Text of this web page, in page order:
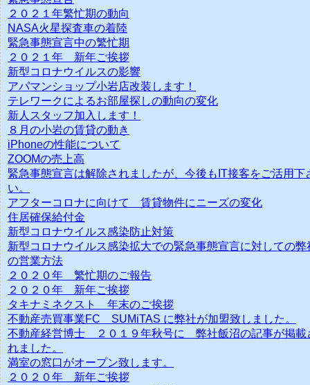
２０２１年繁忙期の動向
NASA火星探査車の着陸
緊急事態宣言中の繁忙期
２０２１年 新年ご挨拶
新型コロナウイルスの影響
アパマンショップ小岩店改装します！
テレワークによるお部屋探しの動向の変化
新人スタッフ加入します！
８月の小岩の賃貸の動き
iPhoneの性能について
ZOOMの売上高
緊急事態宣言は解除されましたが、今後もIT接客をご活用下
い。
アフターコロナに向けて 賃貸物件にニーズの変化
住居確保給付金
新型コロナウイルス感染防止対策
新型コロナウイルス感染拡大での緊急事態宣言に対しての弊
の営業方法
２０２０年 繁忙期のご報告
２０２０年 新年ご挨拶
タキナミネクスト 年末のご挨拶
不動産売買事業FC SUMiTAS に弊社が加盟致しました。
不動産経営博士 ２０１９年秋号に 弊社飯沼の記事が掲載
れました。
満室の窓口がオープン致します。
２０２０年 新年ご挨拶